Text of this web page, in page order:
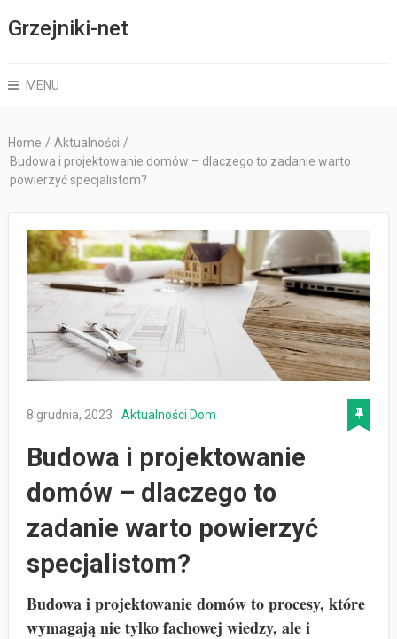
Grzejniki-net
MENU
Home / Aktualności /
Budowa i projektowanie domów – dlaczego to zadanie warto
powierzyć specjalistom?
8 grudnia, 2023 Aktualności Dom
Budowa i projektowanie
domów – dlaczego to
zadanie warto powierzyć
specjalistom?
Budowa i projektowanie domów to procesy, które
wymagają nie tylko fachowej wiedzy, ale i